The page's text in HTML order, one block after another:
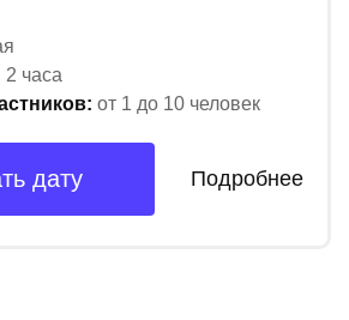
2 часа
от 1 до 10 человек
дату Подробнее